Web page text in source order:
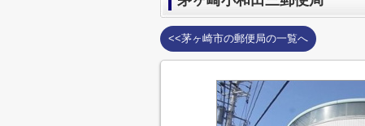
<<茅ヶ崎市の郵便局の一覧へ